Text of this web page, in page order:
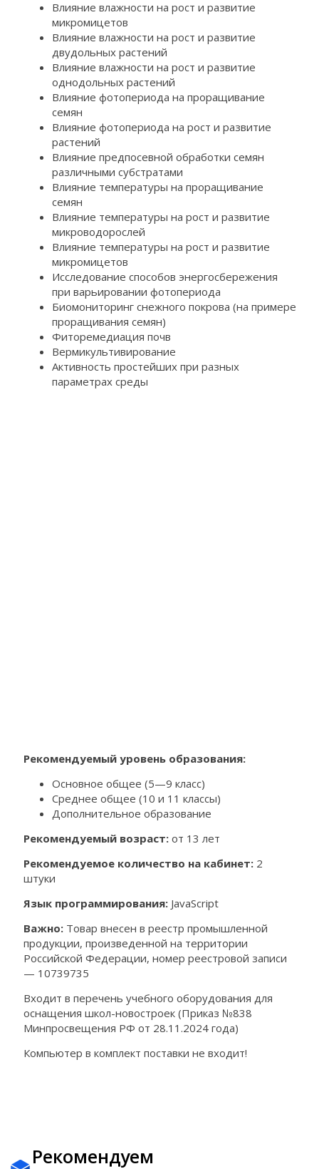
Влияние влажности на рост и развитие
микромицетов
Влияние влажности на рост и развитие
двудольных растений
Влияние влажности на рост и развитие
однодольных растений
Влияние фотопериода на проращивание
семян
Влияние фотопериода на рост и развитие
растений
Влияние предпосевной обработки семян
различными субстратами
Влияние температуры на проращивание
семян
Влияние температуры на рост и развитие
микроводорослей
Влияние температуры на рост и развитие
микромицетов
Исследование способов энергосбережения
при варьировании фотопериода
Биомониторинг снежного покрова (на примере
проращивания семян)
Фиторемедиация почв
Вермикультивирование
Активность простейших при разных
параметрах среды
Рекомендуемый уровень образования:
Основное общее (5—9 класс)
Среднее общее (10 и 11 классы)
Дополнительное образование
Рекомендуемый возраст:от 13 лет
Рекомендуемое количество на кабинет: 2
штуки
Язык программирования: JavaScript
Важно:Товар внесен в реестр промышленной
продукции, произведенной на территории
Российской Федерации, номер реестровой записи
— 10739735
Входит в перечень учебного оборудования для
оснащения школ-новостроек (Приказ №838
Минпросвещения РФ от 28.11.2024 года)
Компьютер в комплект поставки не входит!
Рекомендуем